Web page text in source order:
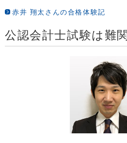
赤井 翔太さんの合格体験記